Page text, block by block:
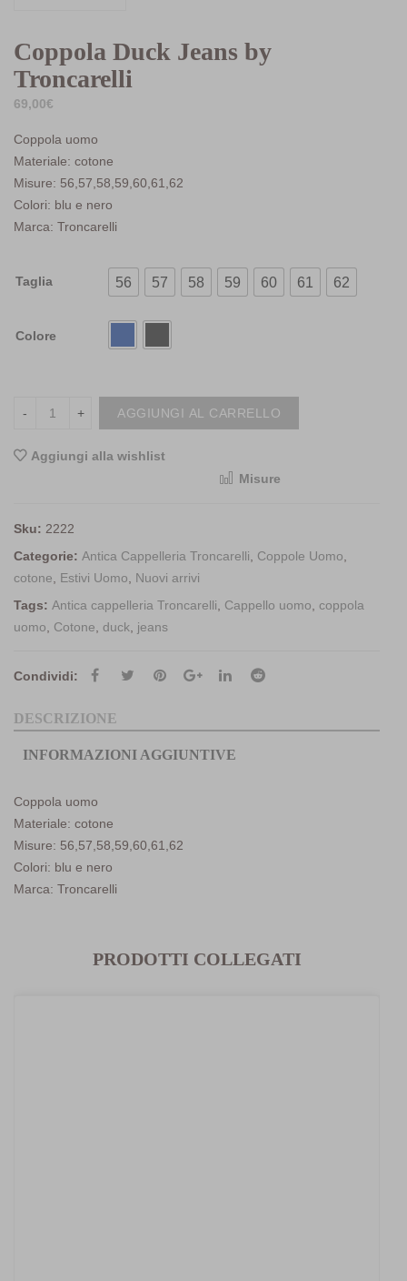
Coppola Duck Jeans by
Troncarelli
69,00€
Coppola uomo
Materiale: cotone
Misure: 56,57,58,59,60,61,62
Colori: blu e nero
Marca: Troncarelli
Taglia 56 57 58 59 60 61 62
Colore
AGGIUNGI AL CARRELLO
Aggiungi alla wishlist
Misure
Sku: 2222
Categorie: Antica Cappelleria Troncarelli, Coppole Uomo,
cotone, Estivi Uomo, Nuovi arrivi
Tags: Antica cappelleria Troncarelli, Cappello uomo, coppola
uomo, Cotone, duck, jeans
Condividi:
DESCRIZIONE
INFORMAZIONI AGGIUNTIVE
Coppola uomo
Materiale: cotone
Misure: 56,57,58,59,60,61,62
Colori: blu e nero
Marca: Troncarelli
PRODOTTI COLLEGATI